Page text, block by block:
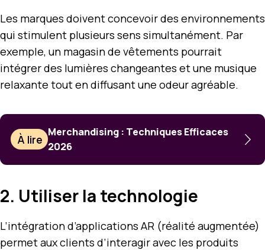
Les marques doivent concevoir des environnements
qui stimulent plusieurs sens simultanément. Par
exemple, un magasin de vêtements pourrait
intégrer des lumières changeantes et une musique
relaxante tout en diffusant une odeur agréable.
À lire
Merchandising : Techniques Efficaces
2026
2. Utiliser la technologie
L’intégration d’applications AR (réalité augmentée)
permet aux clients d’interagir avec les produits